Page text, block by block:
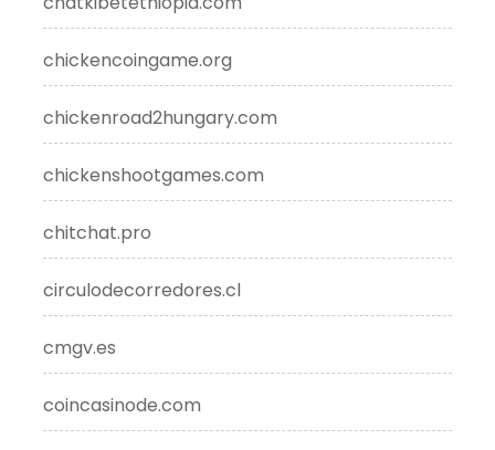
chickencoingame.org
chickenroad2hungary.com
chickenshootgames.com
chitchat.pro
circulodecorredores.cl
cmgv.es
coincasinode.com